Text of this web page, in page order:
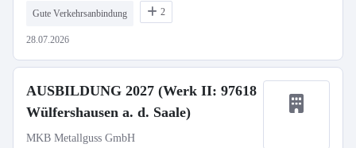
Gute Verkehrsanbindung 2
28.07.2026
AUSBILDUNG 2027 (Werk II: 97618
Wülfershausen a. d. Saale)
MKB Metallguss GmbH